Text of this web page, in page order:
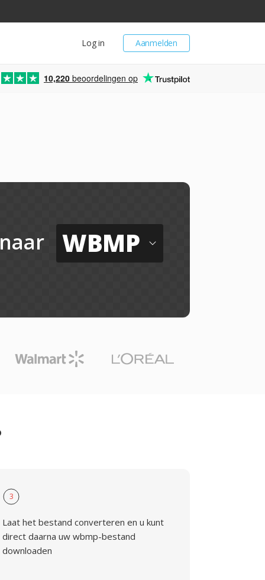
Aanmelden
Log in
10,220 beoordelingen op
WBMP
3
Laat het bestand converteren en u kunt
direct daarna uw wbmp-bestand
downloaden